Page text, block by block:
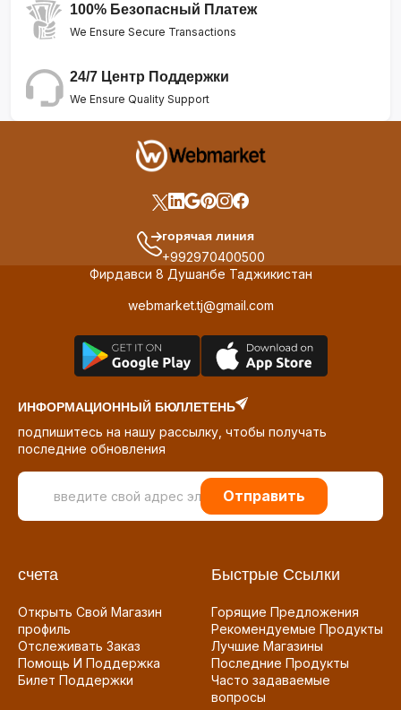
100% Безопасный Платеж
We Ensure Secure Transactions
24/7 Центр Поддержки
We Ensure Quality Support
горячая линия
+992970400500
Фирдавси 8 Душанбе Таджикистан
webmarket.tj@gmail.com
ИНФОРМАЦИОННЫЙ БЮЛЛЕТЕНЬ
подпишитесь на нашу рассылку, чтобы получать
последние обновления
Отправить
счета
Открыть Свой Магазин
профиль
Отслеживать Заказ
Помощь И Поддержка
Билет Поддержки
Быстрые Ссылки
Горящие Предложения
Рекомендуемые Продукты
Лучшие Магазины
Последние Продукты
Часто задаваемые
вопросы